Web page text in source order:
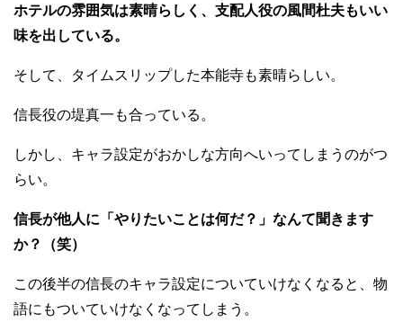
ホテルの雰囲気は素晴らしく、支配人役の風間杜夫もいい
味を出している。
そして、タイムスリップした本能寺も素晴らしい。
信長役の堤真一も合っている。
しかし、キャラ設定がおかしな方向へいってしまうのがつ
らい。
信長が他人に「やりたいことは何だ？」なんて聞きます
か？（笑）
この後半の信長のキャラ設定についていけなくなると、物
語にもついていけなくなってしまう。